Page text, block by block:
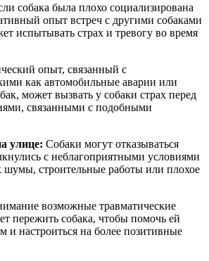
собака была плохо социализирована
опыт встреч с другими собаками
испытывать страх и тревогу во время
опыт, связанный с
как автомобильные аварии или
может вызвать у собаки страх перед
связанными с подобными
улице: Собаки могут отказываться
с неблагоприятными условиями
шумы, строительные работы или плохое
возможные травматические
пережить собака, чтобы помочь ей
и настроиться на более позитивные